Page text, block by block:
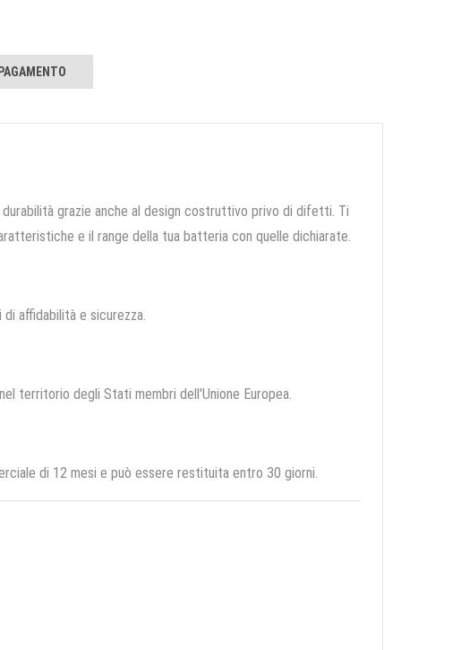
grazie anche al design costruttivo privo di difetti. Ti
e il range della tua batteria con quelle dichiarate.
affidabilità e sicurezza.
territorio degli Stati membri dell'Unione Europea.
di 12 mesi e può essere restituita entro 30 giorni.